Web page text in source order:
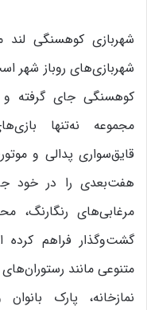
شهربازی کوهسنگی لند
شهربازی‌های روباز شهر
مجموعه نه‌تنها
قایق‌سواری پدالی و
هفت‌بعدی را در خود
مرغابی‌های
گشت‌وگذار فراهم کرده
متنوعی مانند
نمازخانه، پارک